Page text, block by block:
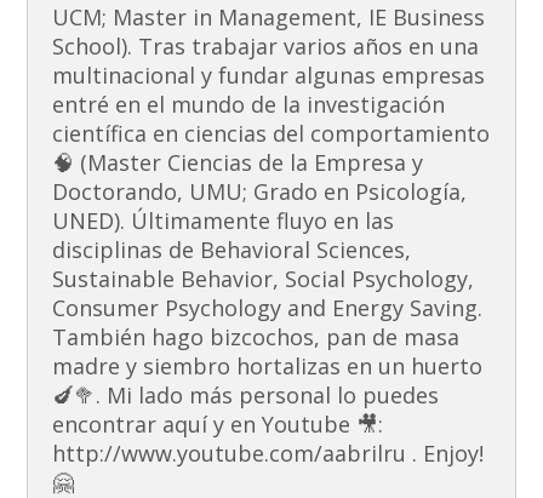
UCM; Master in Management, IE Business
School). Tras trabajar varios años en una
multinacional y fundar algunas empresas
entré en el mundo de la investigación
científica en ciencias del comportamiento
🧠 (Master Ciencias de la Empresa y
Doctorando, UMU; Grado en Psicología,
UNED). Últimamente fluyo en las
disciplinas de Behavioral Sciences,
Sustainable Behavior, Social Psychology,
Consumer Psychology and Energy Saving.
También hago bizcochos, pan de masa
madre y siembro hortalizas en un huerto
🍆🥦. Mi lado más personal lo puedes
encontrar aquí y en Youtube 🎥:
http://www.youtube.com/aabrilru . Enjoy!
🤗